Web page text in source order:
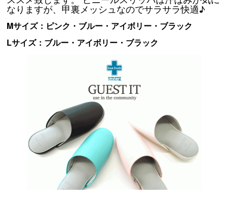
なりますが、甲裏メッシュなのでサラサラ快適♪
Mサイズ：ピンク・ブルー・アイボリー・ブラック
Lサイズ：ブルー・アイボリー・ブラック